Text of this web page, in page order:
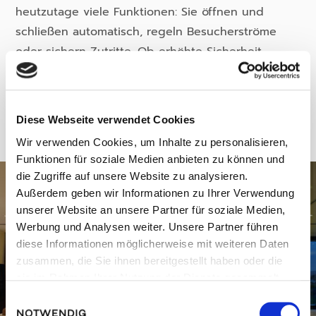
Diese Webseite verwendet Cookies
Wir verwenden Cookies, um Inhalte zu personalisieren,
Funktionen für soziale Medien anbieten zu können und
die Zugriffe auf unsere Website zu analysieren.
Außerdem geben wir Informationen zu Ihrer Verwendung
unserer Website an unsere Partner für soziale Medien,
Werbung und Analysen weiter. Unsere Partner führen
diese Informationen möglicherweise mit weiteren Daten
zusammen, die Sie ihnen bereitgestellt haben oder die
NOTWENDIG
heutzutage viele Funktionen: Sie öffnen und
schließen automatisch, regeln Besucherströme
oder sichern Zutritte. Ob erhöhte Sicherheit,
Integration in komplexe Gebäude-
Automationssysteme oder ganz klassische